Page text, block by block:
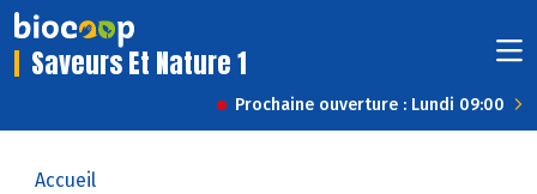
Saveurs Et Nature 1
Prochaine ouverture : Lundi 09:00
Accueil